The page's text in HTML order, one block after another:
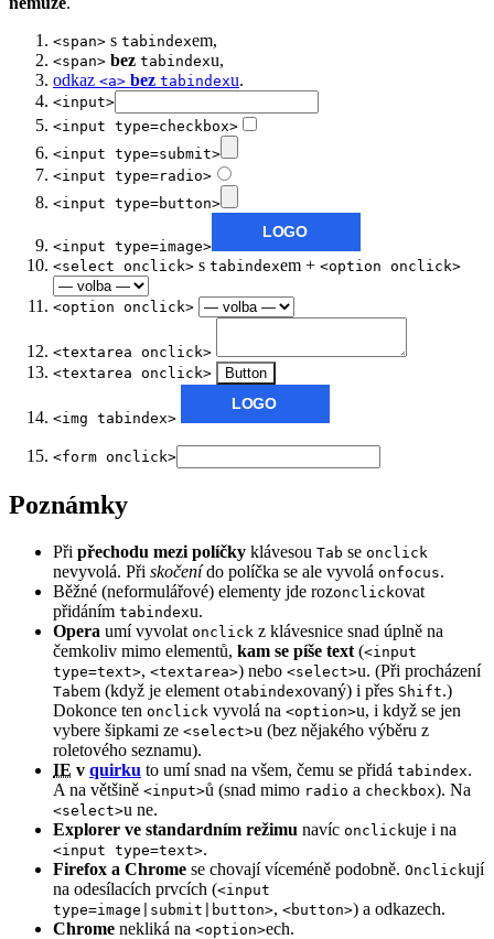
<span> s tabindexem,
<span> bez tabindexu,
odkaz <a> bez tabindexu.
<input>
<input type=checkbox>
<input type=submit>
<input type=radio>
<input type=button>
<input type=image>
<select onclick> s tabindexem + <option onclick>
<option onclick>
<textarea onclick>
<textarea onclick>
Button
<img tabindex>
<form onclick>
Poznámky
Při přechodu mezi políčky klávesou Tab se onclick
nevyvolá. Při skočenído políčka se ale vyvolá onfocus.
Běžné (neformulářové) elementy jde rozonclickovat
přidáním tabindexu.
Opera umí vyvolat onclick z klávesnice snad úplně na
čemkoliv mimo elementů, kam se píše text (<input
type=text>, <textarea>) nebo <select>u. (Při procházení
Tabem (když je element otabindexovaný) i přes Shift.)
Dokonce ten onclick vyvolá na <option>u, i když se jen
vybere šipkami ze <select>u (bez nějakého výběru z
roletového seznamu).
IE v quirku to umí snad na všem, čemu se přidá tabindex.
A na většině <input>ů (snad mimo radio a checkbox). Na
<select>u ne.
Explorer ve standardním režimu navíc onclickuje i na
<input type=text>.
Firefox a Chrome se chovají víceméně podobně. Onclickují
na odesílacích prvcích (<input
type=image|submit|button>, <button>) a odkazech.
Chrome nekliká na <option>ech.